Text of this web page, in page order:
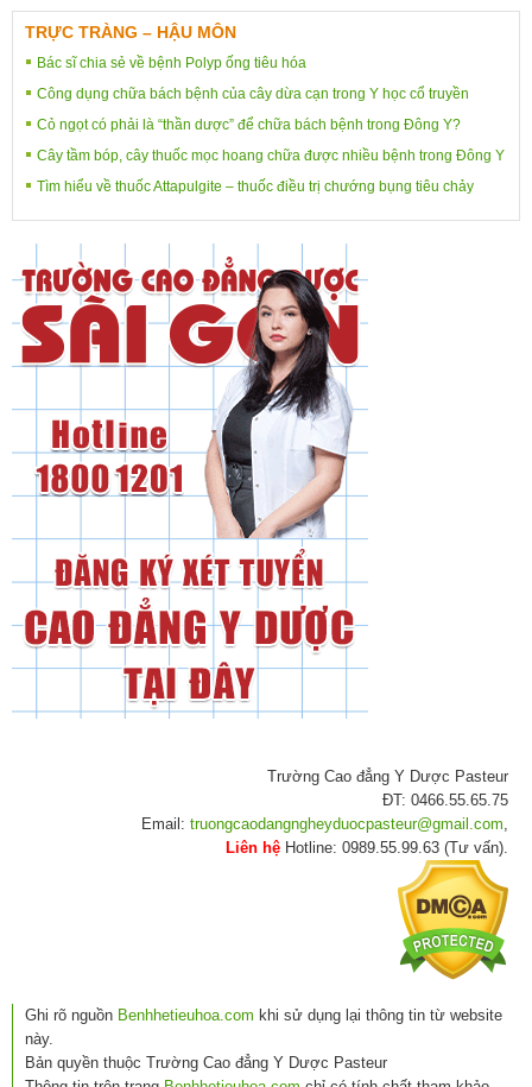
TRỰC TRÀNG – HẬU MÔN
Bác sĩ chia sẻ về bệnh Polyp ống tiêu hóa
Công dụng chữa bách bệnh của cây dừa cạn trong Y học cổ truyền
Cỏ ngọt có phải là “thần dược” để chữa bách bệnh trong Đông Y?
Cây tầm bóp, cây thuốc mọc hoang chữa được nhiều bệnh trong Đông Y
Tìm hiểu về thuốc Attapulgite – thuốc điều trị chướng bụng tiêu chảy
Trường Cao đẳng Y Dược Pasteur
ĐT: 0466.55.65.75
Email: truongcaodangngheyduocpasteur@gmail.com,
Liên hệ Hotline: 0989.55.99.63 (Tư vấn).
Ghi rõ nguồn Benhhetieuhoa.com khi sử dụng lại thông tin từ website
này.
Bản quyền thuộc Trường Cao đẳng Y Dược Pasteur